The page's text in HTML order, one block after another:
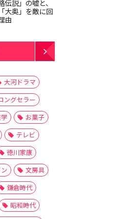
説」の嘘と、
大奥」を敵に回
由
大河ドラマ
ングセラー
お菓子
テレビ
徳川家康
文房具
鎌倉時代
昭和時代